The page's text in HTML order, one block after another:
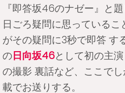
『即答坂46のナゼー』と
日ごろ疑問に思っている
がその疑問に3秒で即答 す
の日向坂46として初の主演
の撮影 裏話など、ここで
載でお送りする。